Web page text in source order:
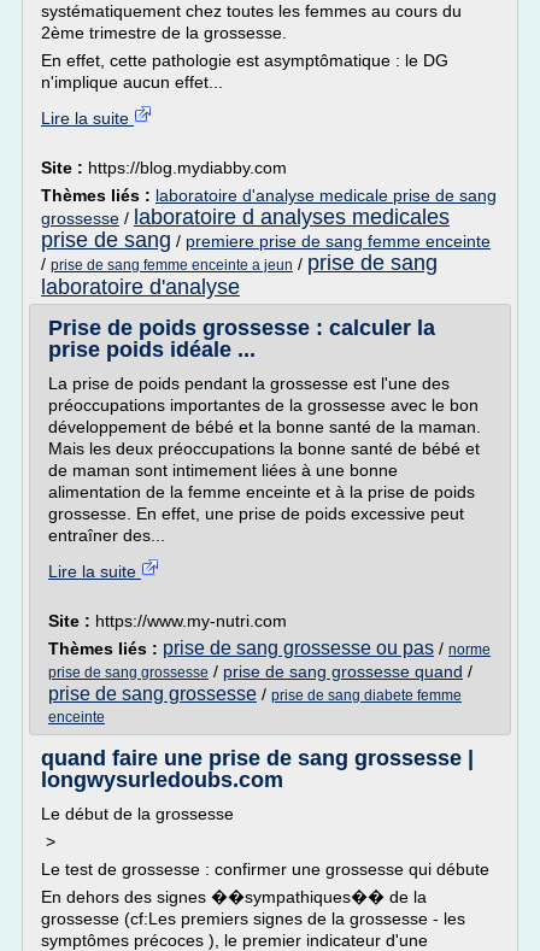
systématiquement chez toutes les femmes au cours du
2ème trimestre de la grossesse.
En effet, cette pathologie est asymptômatique : le DG
n'implique aucun effet...
Lire la suite
Site : https://blog.mydiabby.com
Thèmes liés : laboratoire d'analyse medicale prise de sang
grossesse / laboratoire d analyses medicales
prise de sang / premiere prise de sang femme enceinte
/ prise de sang femme enceinte a jeun / prise de sang
laboratoire d'analyse
Prise de poids grossesse : calculer la
prise poids idéale ...
La prise de poids pendant la grossesse est l'une des
préoccupations importantes de la grossesse avec le bon
développement de bébé et la bonne santé de la maman.
Mais les deux préoccupations la bonne santé de bébé et
de maman sont intimement liées à une bonne
alimentation de la femme enceinte et à la prise de poids
grossesse. En effet, une prise de poids excessive peut
entraîner des...
Lire la suite
Site : https://www.my-nutri.com
Thèmes liés : prise de sang grossesse ou pas / norme
prise de sang grossesse / prise de sang grossesse quand /
prise de sang grossesse / prise de sang diabete femme
enceinte
quand faire une prise de sang grossesse |
longwysurledoubs.com
Le début de la grossesse
>
Le test de grossesse : confirmer une grossesse qui débute
En dehors des signes ��sympathiques�� de la
grossesse (cf:Les premiers signes de la grossesse - les
symptômes précoces ), le premier indicateur d'une